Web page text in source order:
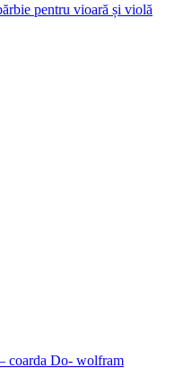
pentru vioară și violă
coarda Do- wolfram